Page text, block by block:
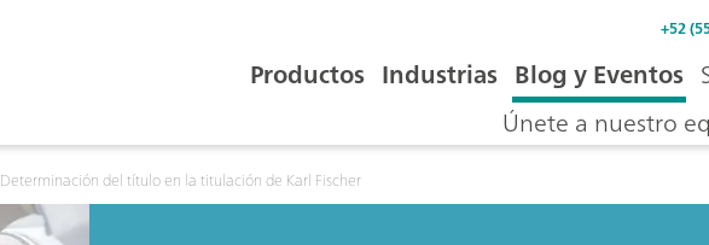
+52
Productos Industrias Blog y Eventos
Únete a nuestro
Determinación del título en la titulación de Karl Fischer